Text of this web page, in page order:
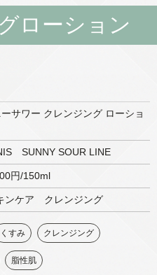
ローション
サワー クレンジング ローショ
SUNNY SOUR LINE
円/150ml
ンケア クレンジング
くすみ クレンジング
脂性肌